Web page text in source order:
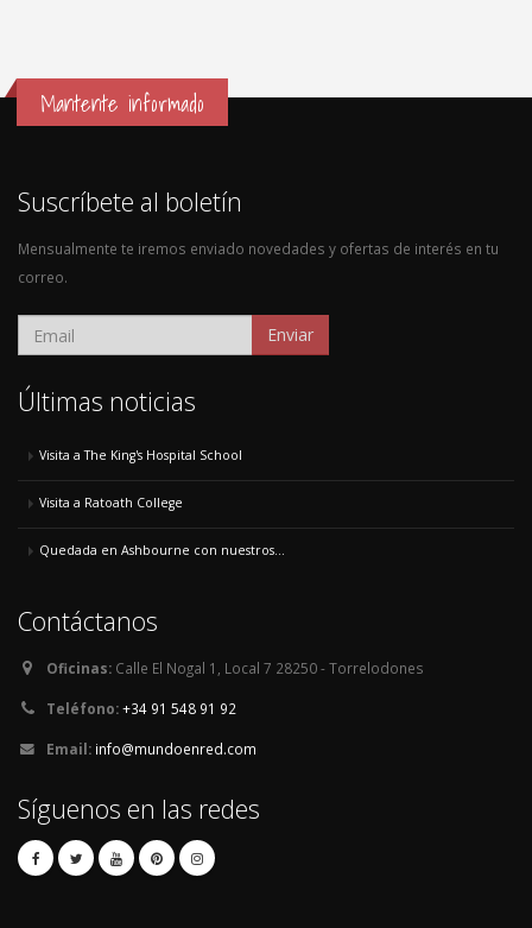
Mantente informado
Suscríbete al boletín
Mensualmente te iremos enviado novedades y ofertas de interés en tu
correo.
Enviar
Últimas noticias
Visita a The King's Hospital School
Visita a Ratoath College
Quedada en Ashbourne con nuestros...
Contáctanos
Oficinas: Calle El Nogal 1, Local 7 28250 - Torrelodones
Teléfono:+34 91 548 91 92
Email: info@mundoenred.com
Síguenos en las redes